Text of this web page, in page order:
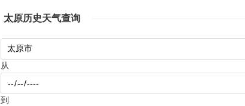
太原历史天气查询
从
到